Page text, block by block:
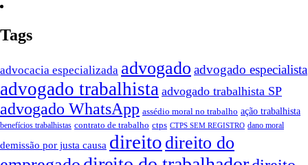
Tags
advocacia especializada advogado advogado especialista
advogado trabalhista advogado trabalhista SP
advogado WhatsApp assédio moral no trabalho ação trabalhista
benefícios trabalhistas contrato de trabalho ctps CTPS SEM REGISTRO dano moral
demissão por justa causa direito direito do